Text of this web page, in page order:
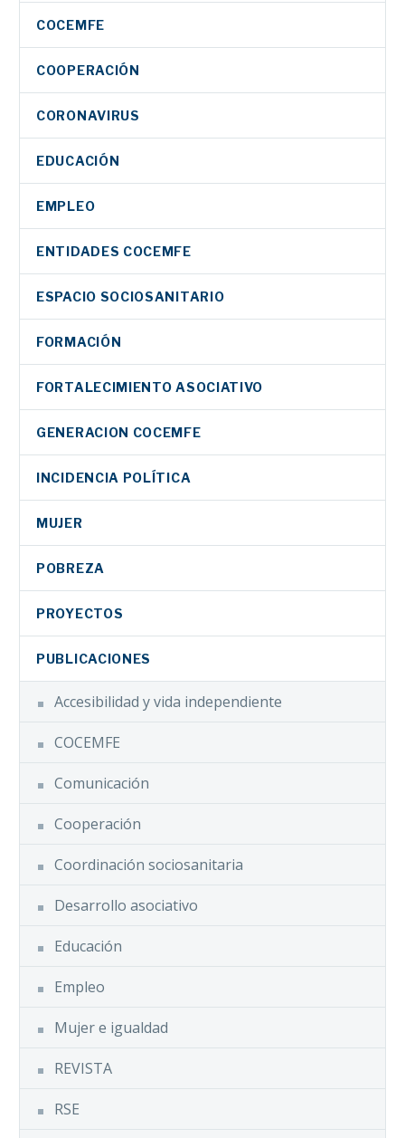
COCEMFE
COOPERACIÓN
CORONAVIRUS
EDUCACIÓN
EMPLEO
ENTIDADES COCEMFE
ESPACIO SOCIOSANITARIO
FORMACIÓN
FORTALECIMIENTO ASOCIATIVO
GENERACION COCEMFE
INCIDENCIA POLÍTICA
MUJER
POBREZA
PROYECTOS
PUBLICACIONES
Accesibilidad y vida independiente
COCEMFE
Comunicación
Cooperación
Coordinación sociosanitaria
Desarrollo asociativo
Educación
Empleo
Mujer e igualdad
REVISTA
RSE